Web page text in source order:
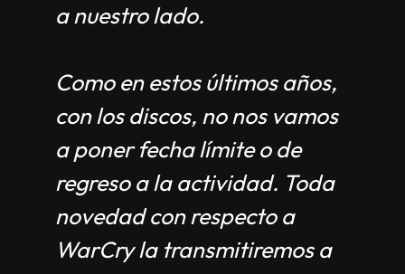
a nuestro lado.
Como en estos últimos años,
con los discos, no nos vamos
a poner fecha límite o de
regreso a la actividad. Toda
novedad con respecto a
WarCry la transmitiremos a